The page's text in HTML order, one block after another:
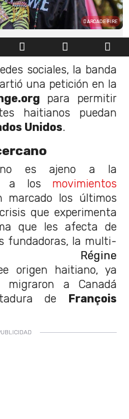
ARCADE FIRE
sociales, la banda
una petición en la
para permitir
haitianos puedan
Unidos.
es ajeno a la
a los movimientos
marcado los últimos
que experimenta
que les afecta de
fundadoras, la multi-
Régine
origen haitiano, ya
migraron a Canadá
de François